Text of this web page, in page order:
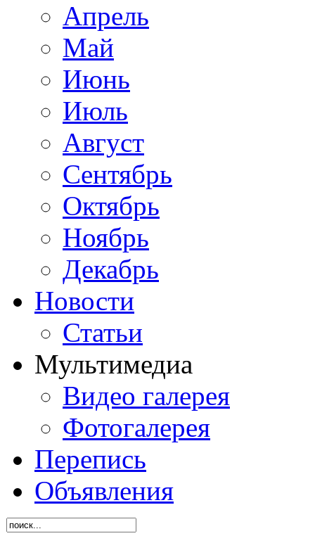
Апрель
Май
Июнь
Июль
Август
Сентябрь
Октябрь
Ноябрь
Декабрь
Новости
Статьи
Мультимедиа
Видео галерея
Фотогалерея
Перепись
Объявления